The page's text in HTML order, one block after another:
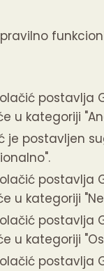
postavlja
u kategoriji
je postavljen
postavlja
u kategoriji
postavlja
u kategoriji
postavlja